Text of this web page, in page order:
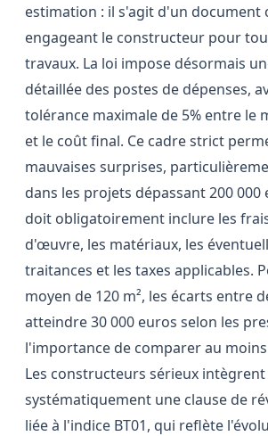
estimation : il s'agit d'un document
engageant le constructeur pour
travaux. La loi impose désormais
détaillée des postes de dépenses,
tolérance maximale de 5% entre le
et le coût final. Ce cadre strict
mauvaises surprises,
dans les projets dépassant 200 000
doit obligatoirement inclure les
d'œuvre, les matériaux, les
traitances et les taxes applicables.
moyen de 120 m², les écarts entre
atteindre 30 000 euros selon les
l'importance de comparer au
Les constructeurs sérieux intègrent
systématiquement une clause de
liée à l'indice BT01, qui reflète